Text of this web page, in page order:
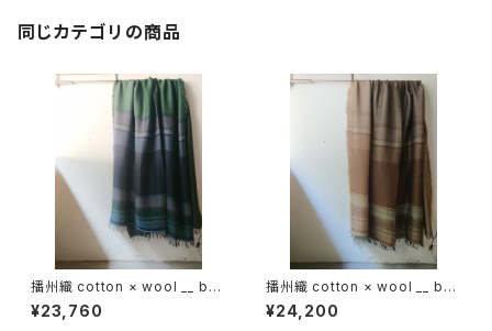
同じカテゴリの商品
播州織 cotton × wool __ bor
der 220-120 虫時雨GK
¥23,760
播州織 cotton × wool __ bor
der 220-120 枯野GK
¥24,200